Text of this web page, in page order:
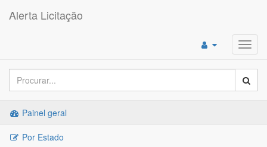
Alerta Licitação
Painel geral
Por Estado